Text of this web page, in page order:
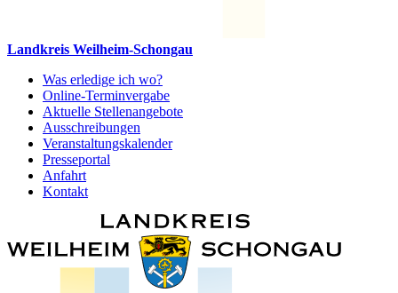
Landkreis Weilheim-Schongau
Was erledige ich wo?
Online-Terminvergabe
Aktuelle Stellenangebote
Ausschreibungen
Veranstaltungskalender
Presseportal
Anfahrt
Kontakt